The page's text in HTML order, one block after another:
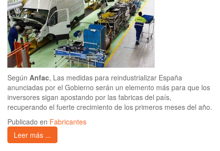
Según Anfac, Las medidas para reindustrializar España
anunciadas por el Gobierno serán un elemento más para que los
inversores sigan apostando por las fabricas del país,
recuperando el fuerte crecimiento de los primeros meses del año.
Publicado en Fabricantes
Leer más ...